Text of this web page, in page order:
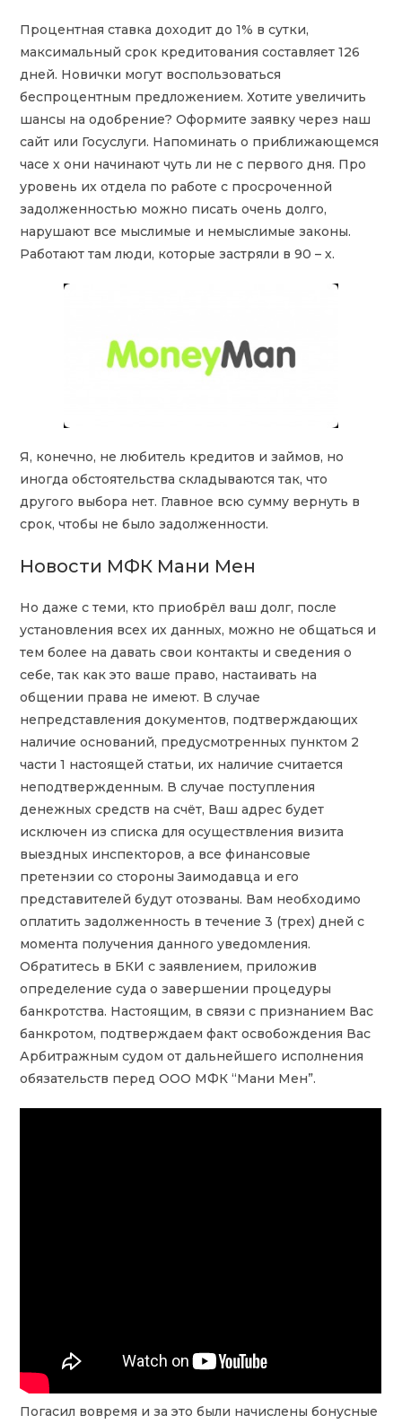
Процентная ставка доходит до 1% в сутки,
максимальный срок кредитования составляет 126
дней. Новички могут воспользоваться
беспроцентным предложением. Хотите увеличить
шансы на одобрение? Оформите заявку через наш
сайт или Госуслуги. Напоминать о приближающемся
часе х они начинают чуть ли не с первого дня. Про
уровень их отдела по работе с просроченной
задолженностью можно писать очень долго,
нарушают все мыслимые и немыслимые законы.
Работают там люди, которые застряли в 90 – х.
Я, конечно, не любитель кредитов и займов, но
иногда обстоятельства складываются так, что
другого выбора нет. Главное всю сумму вернуть в
срок, чтобы не было задолженности.
Новости МФК Мани Мен
Но даже с теми, кто приобрёл ваш долг, после
установления всех их данных, можно не общаться и
тем более на давать свои контакты и сведения о
себе, так как это ваше право, настаивать на
общении права не имеют. В случае
непредставления документов, подтверждающих
наличие оснований, предусмотренных пунктом 2
части 1 настоящей статьи, их наличие считается
неподтвержденным. В случае поступления
денежных средств на счёт, Ваш адрес будет
исключен из списка для осуществления визита
выездных инспекторов, а все финансовые
претензии со стороны Заимодавца и его
представителей будут отозваны. Вам необходимо
оплатить задолженность в течение 3 (трех) дней с
момента получения данного уведомления.
Обратитесь в БКИ с заявлением, приложив
определение суда о завершении процедуры
банкротства. Настоящим, в связи с признанием Вас
банкротом, подтверждаем факт освобождения Вас
Арбитражным судом от дальнейшего исполнения
обязательств перед ООО МФК “Мани Мен”.
Погасил вовремя и за это были начислены бонусные